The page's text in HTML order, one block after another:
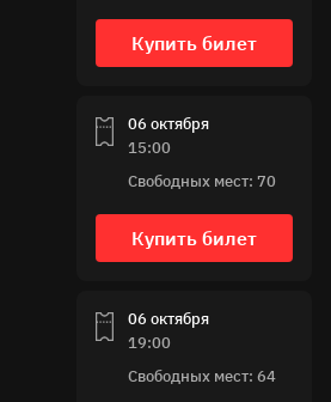
Купить билет
06 октября
15:00
Свободных мест: 70
Купить билет
06 октября
19:00
Свободных мест: 64